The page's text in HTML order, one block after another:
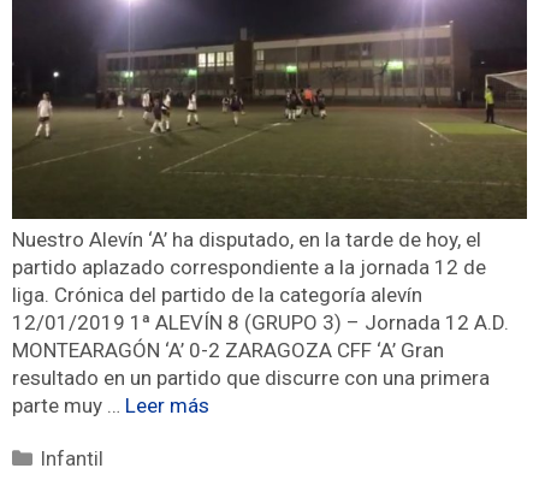
Nuestro Alevín ‘A’ ha disputado, en la tarde de hoy, el
partido aplazado correspondiente a la jornada 12 de
liga. Crónica del partido de la categoría alevín
12/01/2019 1ª ALEVÍN 8 (GRUPO 3) – Jornada 12 A.D.
MONTEARAGÓN ‘A’ 0-2 ZARAGOZA CFF ‘A’ Gran
resultado en un partido que discurre con una primera
parte muy … Leer más
Infantil